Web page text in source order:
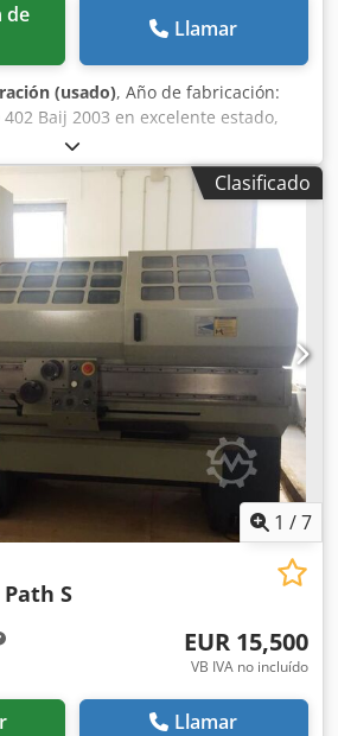
Llamar
(usado), Año de fabricación:
Baij 2003 en excelente estado,
el sistema de control. Chodpfoxn
Clasificado
1 /7
Path S
EUR 15,500
VB IVA no incluído
Llamar